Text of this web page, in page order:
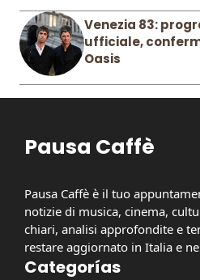
Venezia 83:
ufficiale,
Oasis
Pausa Caffè
Pausa Caffè è il tuo
notizie di musica, cinema,
chiari, analisi approfondite e
restare aggiornato in Italia e
Categorías